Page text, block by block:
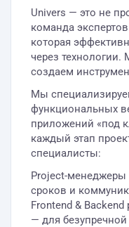
Univers — это не
команда
которая
через
создаем
Мы
функциональных
приложений «под
каждый этап
специалисты:
Project-менеджеры
сроков и
Frontend &
— для